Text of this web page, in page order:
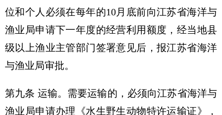
位和个人必须在每年的10月底前向江苏省海洋与
渔业局申请下一年度的经营利用额度，经当地县
级以上渔业主管部门签署意见后，报江苏省海洋
与渔业局审批。
第九条 运输。需要运输的，必须向江苏省海洋与
渔业局申请办理《水生野生动物特许运输证》，